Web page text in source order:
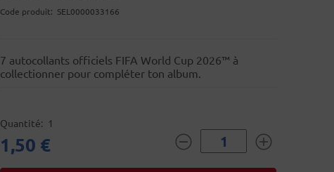
Code produit SEL0000033166
7 autocollants officiels FIFA World Cup 2026™ à
collectionner pour compléter ton album.
Quantité 1
1,50 €